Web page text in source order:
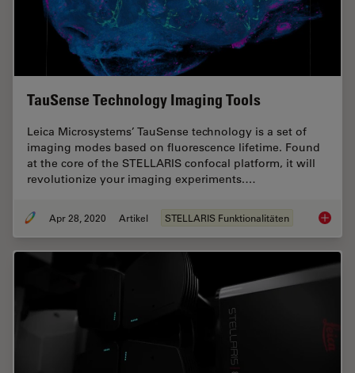
TauSense Technology Imaging Tools
Leica Microsystems’ TauSense technology is a set of
imaging modes based on fluorescence lifetime. Found
at the core of the STELLARIS confocal platform, it will
revolutionize your imaging experiments.…
Apr 28, 2020 Artikel STELLARIS Funktionalitäten